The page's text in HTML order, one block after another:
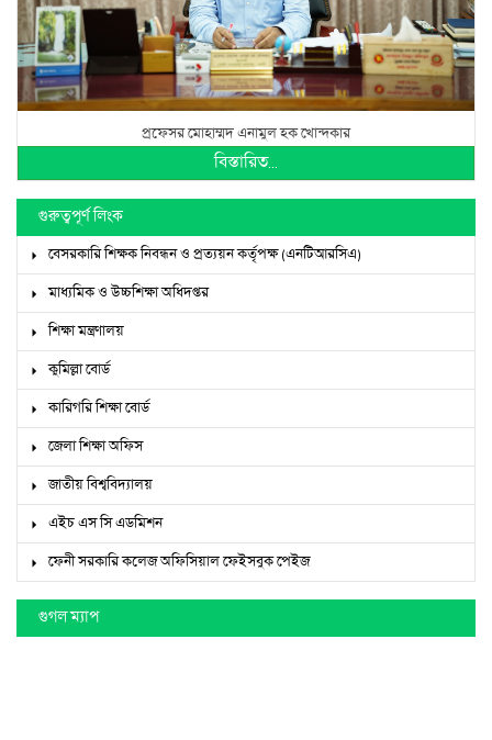
প্রফেসর মোহাম্মদ এনামুল হক খোন্দকার
বিস্তারিত...
গুরুত্বপূর্ণ লিংক
বেসরকারি শিক্ষক নিবন্ধন ও প্রত্যয়ন কর্তৃপক্ষ (এনটিআরসিএ)
মাধ্যমিক ও উচ্চশিক্ষা অধিদপ্তর
শিক্ষা মন্ত্রণালয়
কুমিল্লা বোর্ড
কারিগরি শিক্ষা বোর্ড
জেলা শিক্ষা অফিস
জাতীয় বিশ্ববিদ্যালয়
এইচ এস সি এডমিশন
ফেনী সরকারি কলেজ অফিসিয়াল ফেইসবুক পেইজ
গুগল ম্যাপ